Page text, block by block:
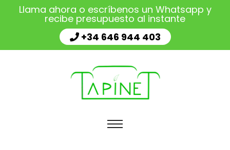
Llama ahora o escríbenos un Whatsapp y
recibe presupuesto al instante
+34 646 944 403